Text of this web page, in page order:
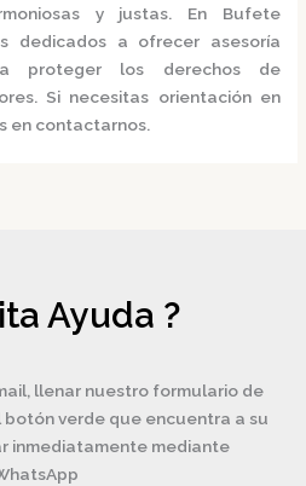
y justas.
En Bufete
dedicados a ofrecer asesoría
proteger los derechos de
Si necesitas orientación en
en contactarnos.
Ayuda ?
llenar nuestro formulario de
verde que encuentra a su
inmediatamente mediante